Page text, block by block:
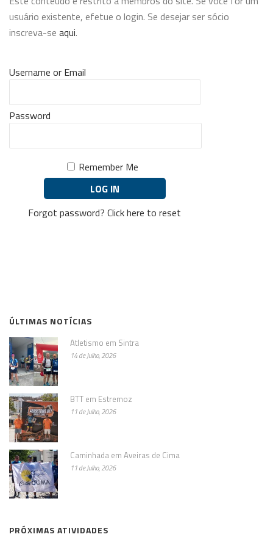
usuário existente, efetue o login. Se desejar ser sócio
inscreva-se aqui.
Username or Email
Password
Remember Me
Forgot password?Click here to reset
ÚLTIMAS NOTÍCIAS
Atletismo em Sintra
14 de Julho, 2026
BTT em Estremoz
11 de Julho, 2026
Caminhada em Aveiras de Cima
11 de Julho, 2026
PRÓXIMAS ATIVIDADES